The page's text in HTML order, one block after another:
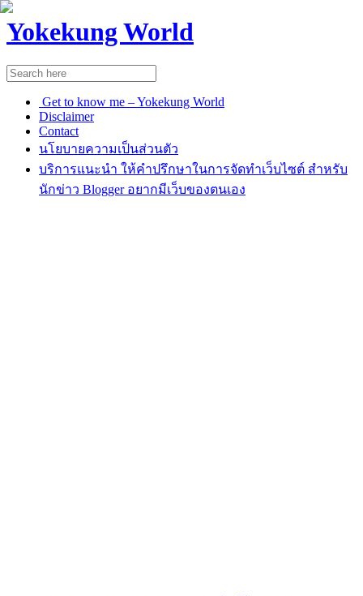
Yokekung World
Get to know me – Yokekung World
Disclaimer
Contact
นโยบายความเป็นส่วนตัว
บริการแนะนำ ให้คำปรึกษาในการจัดทำเว็บไซต์ สำหรับ
นักข่าว Blogger อยากมีเว็บของตนเอง